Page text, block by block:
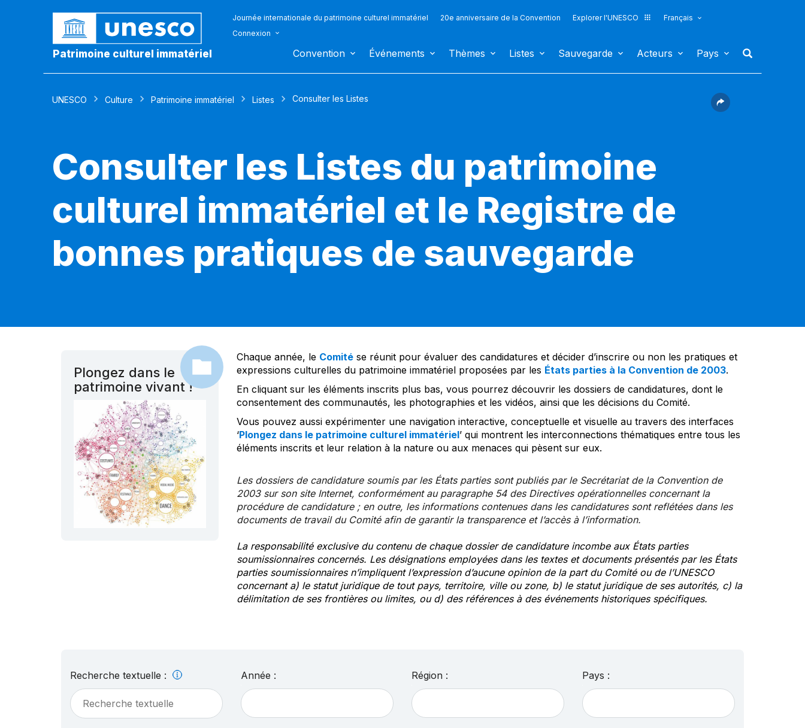
Patrimoine culturel immatériel
Journée internationale du patrimoine culturel immatériel 20e anniversaire de la Convention Explorer l'UNESCO
Français
Connexion
Convention Événements Thèmes Listes Sauvegarde Acteurs Pays
UNESCO Culture Patrimoine immatériel Listes Consulter les Listes
Consulter les Listes du patrimoine
culturel immatériel et le Registre de
bonnes pratiques de sauvegarde
Plongez dans le
patrimoine vivant !
Chaque année, le Comitése réunit pour évaluer des candidatures et décider d’inscrire ou non les pratiques et
expressions culturelles du patrimoine immatériel proposées par les États parties à la Convention de 2003.
En cliquant sur les éléments inscrits plus bas, vous pourrez découvrir les dossiers de candidatures, dont le
consentement des communautés, les photographies et les vidéos, ainsi que les décisions du Comité.
Vous pouvez aussi expérimenter une navigation interactive, conceptuelle et visuelle au travers des interfaces
‘Plongez dans le patrimoine culturel immatériel’ qui montrent les interconnections thématiques entre tous les
éléments inscrits et leur relation à la nature ou aux menaces qui pèsent sur eux.
Les dossiers de candidature soumis par les États parties sont publiés par le Secrétariat de la Convention de
2003 sur son site Internet, conformément au paragraphe 54 des Directives opérationnelles concernant la
procédure de candidature ; en outre, les informations contenues dans les candidatures sont reflétées dans les
documents de travail du Comité afin de garantir la transparence et l’accès à l’information.
La responsabilité exclusive du contenu de chaque dossier de candidature incombe aux États parties
soumissionnaires concernés. Les désignations employées dans les textes et documents présentés par les États
parties soumissionnaires n’impliquent l’expression d’aucune opinion de la part du Comité ou de l’UNESCO
concernant a) le statut juridique de tout pays, territoire, ville ou zone, b) le statut juridique de ses autorités, c) la
délimitation de ses frontières ou limites, ou d) des références à des événements historiques spécifiques.
Recherche textuelle : Année : Région : Pays :